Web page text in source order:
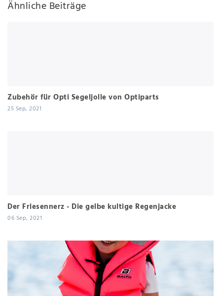
Ähnliche Beiträge
Zubehör für Opti Segeljolle von Optiparts
25 Sep, 2021
Der Friesennerz - Die gelbe kultige Regenjacke
06 Sep, 2021